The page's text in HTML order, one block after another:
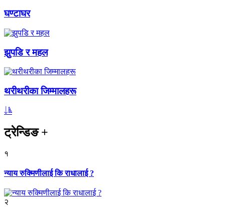
घण्टाघर
झुपडि र महल
थरीथरीका जिम्मालहरू
ट्रेन्डिङ+
१
न्याय रुक्मिणीलाई कि राधालाई ?
२